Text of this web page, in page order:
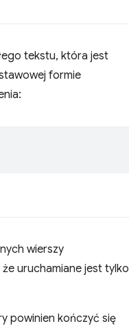
tekstu, która jest
formie
wierszy
uruchamiane jest tylko
powinien kończyć się